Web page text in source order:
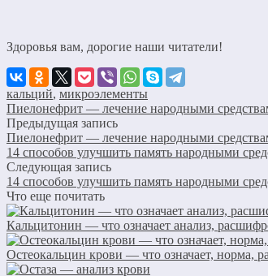
Здоровья вам, дорогие наши читатели!
кальций, микроэлементы
Пиелонефрит — лечение народными
Предыдущая запись
Пиелонефрит — лечение народными
14 способов улучшить память народными
Следующая запись
14 способов улучшить память народными
Что еще почитать
Кальцитонин — что означает анализ,
Остеокальцин крови — что означает, норма,